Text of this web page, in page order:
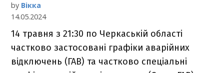
by Вікка
14.05.2024
14 травня з 21:30 по Черкаській області
частково застосовані графіки аварійних
відключень (ГАВ) та частково спеціальні